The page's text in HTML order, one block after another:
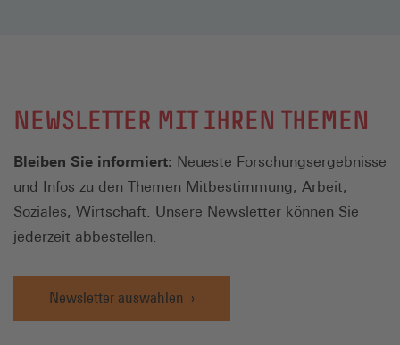
NEWSLETTER MIT IHREN THEMEN
Bleiben Sie informiert: Neueste Forschungsergebnisse
und Infos zu den Themen Mitbestimmung, Arbeit,
Soziales, Wirtschaft. Unsere Newsletter können Sie
jederzeit abbestellen.
Newsletter auswählen